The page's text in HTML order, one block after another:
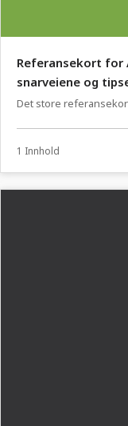
Referansekort for
snarveiene og
Det store
1 Innhold